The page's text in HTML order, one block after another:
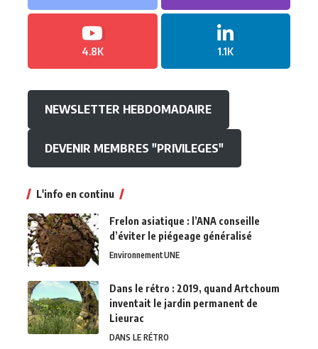
4.8K 1.1K
NEWSLETTER HEBDOMADAIRE
DEVENIR MEMBRES "PRIVILEGES"
L'info en continu
Frelon asiatique : l’ANA conseille
d’éviter le piégeage généralisé
EnvironnementUNE
Dans le rétro : 2019, quand Artchoum
inventait le jardin permanent de
Lieurac
DANS LE RÉTRO